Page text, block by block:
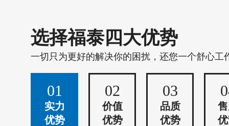
选择福泰四大优势
一切只为更好的解决你的困扰，还您一个舒心工
01
实力
优势
02
价值
优势
03
品质
优势